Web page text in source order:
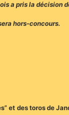
a pris la décision
hors-concours.
et des toros de